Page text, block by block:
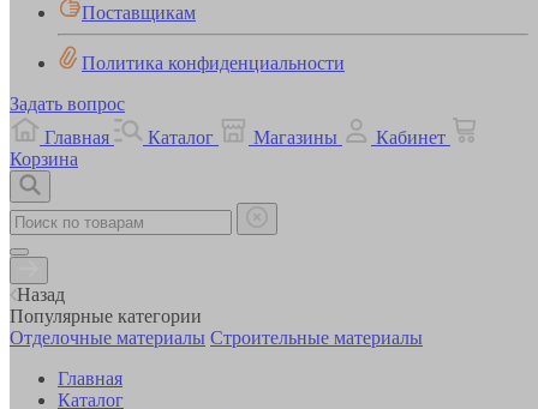
Поставщикам
Политика конфиденциальности
Задать вопрос
Главная
Каталог Магазины
Кабинет
Корзина
Назад
Популярные категории
Отделочные материалы Строительные материалы
Главная
Каталог